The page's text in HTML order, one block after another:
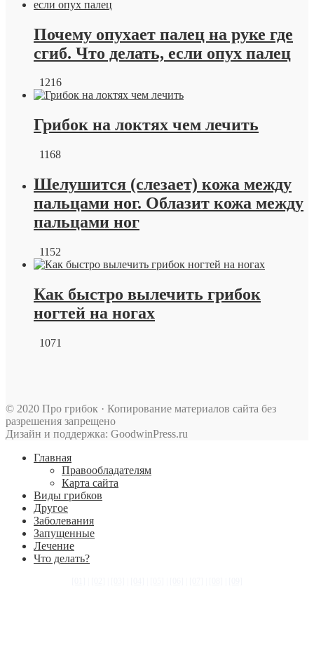
Почему опухает палец на руке где
сгиб. Что делать, если опух палец
1216
Грибок на локтях чем лечить
1168
Шелушится (слезает) кожа между
пальцами ног. Облазит кожа между
пальцами ног
1152
Как быстро вылечить грибок
ногтей на ногах
1071
© 2020 Про грибок · Копирование материалов сайта без
разрешения запрещено
Дизайн и поддержка: GoodwinPress.ru
Главная
Правообладателям
Карта сайта
Виды грибков
Другое
Заболевания
Запущенные
Лечение
Что делать?